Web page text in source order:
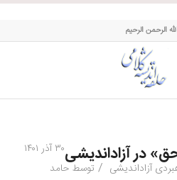
الرحمن الرحیم
در آزاداندیشی۳۰ آذر ۱۴۰۱
آزاداندیشی / توسط حامد